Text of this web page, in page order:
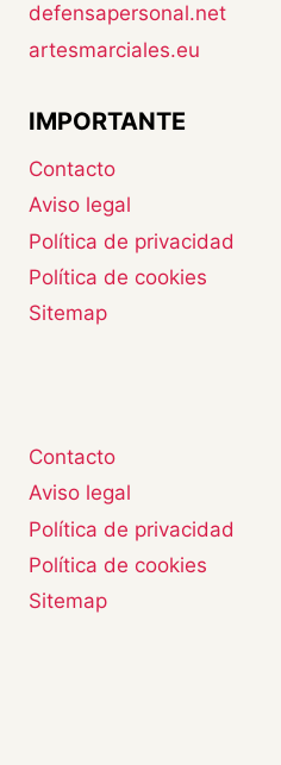
defensapersonal.net
artesmarciales.eu
IMPORTANTE
Contacto
Aviso legal
Política de privacidad
Política de cookies
Sitemap
Contacto
Aviso legal
Política de privacidad
Política de cookies
Sitemap